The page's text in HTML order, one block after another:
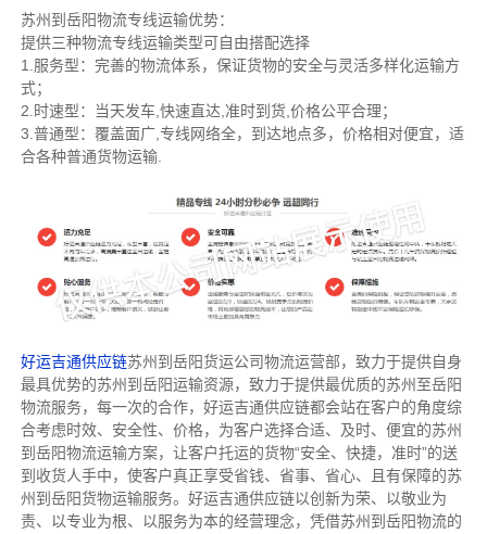
苏州到岳阳物流专线运输优势：
提供三种物流专线运输类型可自由搭配选择
1.服务型：完善的物流体系，保证货物的安全与灵活多样化运输方
式；
2.时速型：当天发车,快速直达,准时到货,价格公平合理；
3.普通型：覆盖面广,专线网络全，到达地点多，价格相对便宜，适
合各种普通货物运输.
好运吉通供应链苏州到岳阳货运公司物流运营部，致力于提供自身
最具优势的苏州到岳阳运输资源，致力于提供最优质的苏州至岳阳
物流服务，每一次的合作，好运吉通供应链都会站在客户的角度综
合考虑时效、安全性、价格，为客户选择合适、及时、便宜的苏州
到岳阳物流运输方案，让客户托运的货物“安全、快捷，准时”的送
到收货人手中，使客户真正享受省钱、省事、省心、且有保障的苏
州到岳阳货物运输服务。好运吉通供应链以创新为荣、以敬业为
责、以专业为根、以服务为本的经营理念，凭借苏州到岳阳物流的